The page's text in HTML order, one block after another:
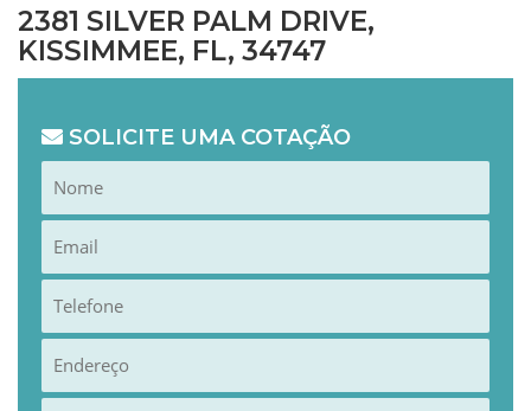
2381 SILVER PALM DRIVE,
KISSIMMEE, FL, 34747
SOLICITE UMA COTAÇÃO